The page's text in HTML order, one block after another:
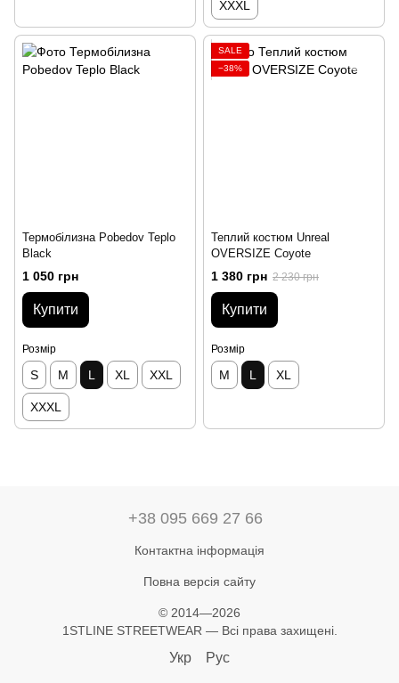
XXXL
Термобілизна Pobedov Teplo
Black
1 050 грн
Купити
Розмір
S M L XL XXL
XXXL
SALE
−38%
Теплий костюм Unreal
OVERSIZE Coyote
1 380 грн 2 230 грн
Купити
Розмір
M L XL
+38 095 669 27 66
Контактна інформація
Повна версія сайту
© 2014—2026
1STLINE STREETWEAR — Всі права захищені.
Укр Рус